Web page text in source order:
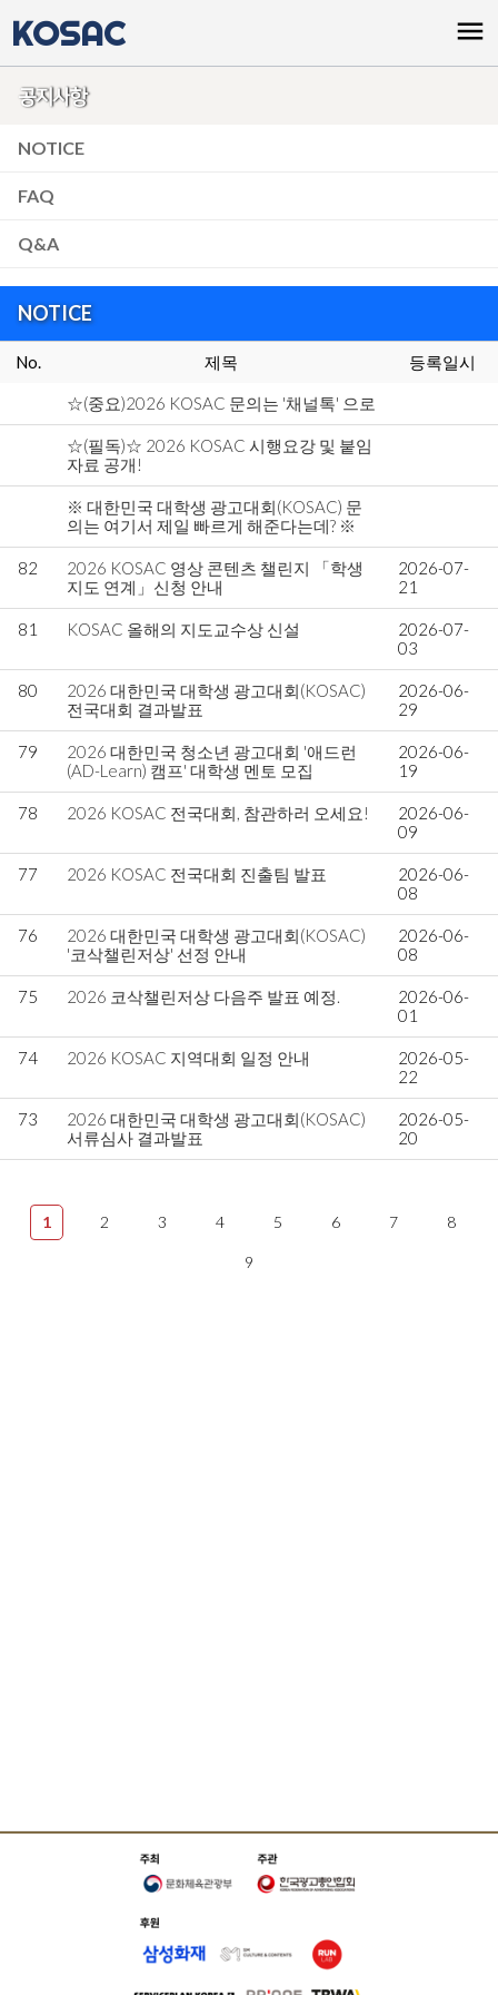
KOSAC menu
공지사항
NOTICE
FAQ
Q&A
NOTICE
No. 제목 등록일시
☆(중요)2026 KOSAC 문의는 '채널톡' 으로
☆(필독)☆ 2026 KOSAC 시행요강 및 붙임
자료 공개!
※ 대한민국 대학생 광고대회(KOSAC) 문
의는 여기서 제일 빠르게 해준다는데? ※
82
2026 KOSAC 영상 콘텐츠 챌린지 「학생
지도 연계」신청 안내
2026-07-
21
81 KOSAC 올해의 지도교수상 신설
2026-07-
03
80
2026 대한민국 대학생 광고대회(KOSAC)
전국대회 결과발표
2026-06-
29
79
2026 대한민국 청소년 광고대회 '애드런
(AD-Learn) 캠프' 대학생 멘토 모집
2026-06-
19
78 2026 KOSAC 전국대회, 참관하러 오세요!
2026-06-
09
77 2026 KOSAC 전국대회 진출팀 발표
2026-06-
08
76
2026 대한민국 대학생 광고대회(KOSAC)
'코삭챌린저상' 선정 안내
2026-06-
08
75 2026 코삭챌린저상 다음주 발표 예정.
2026-06-
01
74 2026 KOSAC 지역대회 일정 안내
2026-05-
22
73
2026 대한민국 대학생 광고대회(KOSAC)
서류심사 결과발표
2026-05-
20
1 2 3 4 5 6 7 8
9